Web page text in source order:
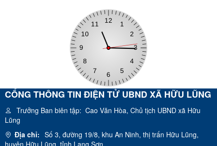
CỔNG THÔNG TIN ĐIỆN TỬ UBND XÃ HỮU LŨNG
Trưởng Ban biên tập: Cao Văn Hòa, Chủ tịch UBND xã Hữu
Lũng
Địa chỉ: Số 3, đường 19/8, khu An Ninh, thị trấn Hữu Lũng,
huyện Hữu Lũng, tỉnh Lạng Sơn